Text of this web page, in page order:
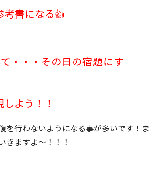
書になる👍
・・・ その日の宿題にす
よう！！
を行わないようになる事が多いです！ま
きますよ～！！！